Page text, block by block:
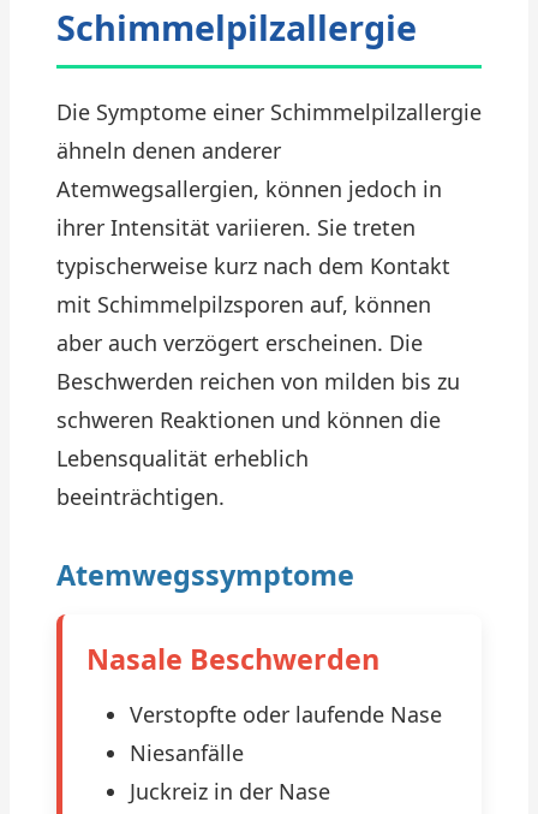
Schimmelpilzallergie
Die Symptome einer Schimmelpilzallergie
ähneln denen anderer
Atemwegsallergien, können jedoch in
ihrer Intensität variieren. Sie treten
typischerweise kurz nach dem Kontakt
mit Schimmelpilzsporen auf, können
aber auch verzögert erscheinen. Die
Beschwerden reichen von milden bis zu
schweren Reaktionen und können die
Lebensqualität erheblich
beeinträchtigen.
Atemwegssymptome
Nasale Beschwerden
Verstopfte oder laufende Nase
Niesanfälle
Juckreiz in der Nase